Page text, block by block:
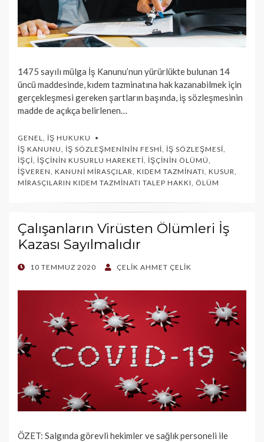
1475 sayılı mülga İş Kanunu’nun yürürlükte bulunan 14
üncü maddesinde, kıdem tazminatına hak kazanabilmek için
gerçekleşmesi gereken şartların başında, iş sözleşmesinin
madde de açıkça belirlenen…
GENEL
İŞ HUKUKU
İŞ KANUNU
İŞ SÖZLEŞMENININ FESHI İŞ SÖZLEŞMESI
İŞÇI İŞÇININ KUSURLU HAREKETI İŞÇININ ÖLÜMÜ
İŞVEREN KANUNI MIRASÇILAR KIDEM TAZMINATI KUSUR
MIRASÇILARIN KIDEM TAZMINATI TALEP HAKKI
ÖLÜM
Çalışanların Virüsten Ölümleri İş
Kazası Sayılmalıdır
POSTED
10 TEMMUZ 2020 ÇELIK AHMET ÇELIK
ÖZET: Salgında görevli hekimler ve sağlık personeli ile